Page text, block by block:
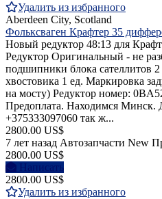
Удалить из избранного
Aberdeen City, Scotland
Фольксваген Крафтер 35
Новый редуктор 48:13 для
Редуктор Оригинальный - не
подшипники блока сателлитов
хвостовика 1 ед. Маркировка
на мосту) Редуктор номер:
Предоплата. Находимся Минск.
+375333097060 так ж...
2800.00 US$
7 лет назад Автозапчасти New
2800.00 US$
Написать
2800.00 US$
Удалить из избранного